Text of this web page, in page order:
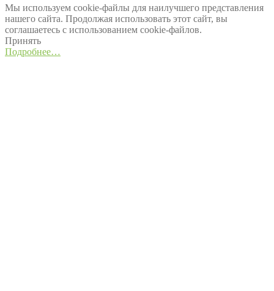
Мы используем cookie-файлы для наилучшего представления
нашего сайта. Продолжая использовать этот сайт, вы
соглашаетесь с использованием cookie-файлов.
Принять
Подробнее…